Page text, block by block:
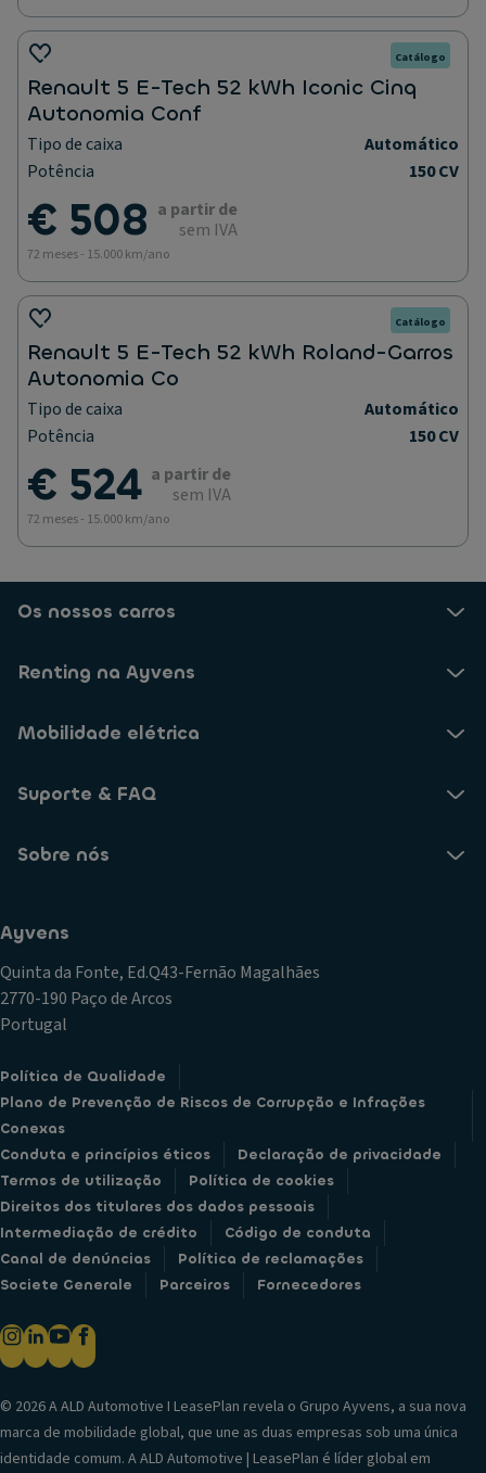
Catálogo
Renault 5 E-Tech 52 kWh Iconic Cinq
Autonomia Conf
Tipo de caixa
Automático
Potência
150 CV
€ 508 a partir de
sem IVA
72 meses - 15.000 km/ano
Catálogo
Renault 5 E-Tech 52 kWh Roland-Garros
Autonomia Co
Tipo de caixa
Automático
Potência
150 CV
€ 524 a partir de
sem IVA
72 meses - 15.000 km/ano
Os nossos carros
Renting na Ayvens
Mobilidade elétrica
Suporte & FAQ
Sobre nós
Ayvens
Quinta da Fonte, Ed.Q43-Fernão Magalhães
2770-190 Paço de Arcos
Portugal
Política de Qualidade
Plano de Prevenção de Riscos de Corrupção e Infrações
Conexas
Conduta e princípios éticos
Declaração de privacidade
Termos de utilização
Política de cookies
Direitos dos titulares dos dados pessoais
Intermediação de crédito
Código de conduta
Canal de denúncias
Política de reclamações
Societe Generale
Parceiros Fornecedores
© 2026 A ALD Automotive I LeasePlan revela o Grupo Ayvens, a sua nova
marca de mobilidade global, que une as duas empresas sob uma única
identidade comum. A ALD Automotive | LeasePlan é líder global em